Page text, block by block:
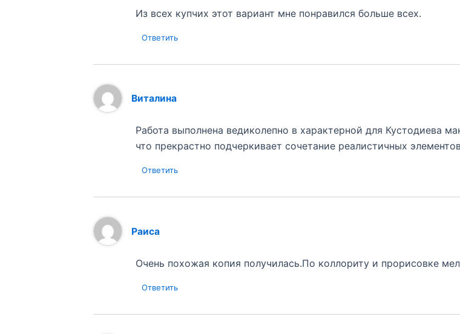
Из всех купчих этот вариант мне понравился больше всех.
Ответить
Виталина
Работа выполнена ведиколепно в характерной для Кустодиева
что прекрастно подчеркивает сочетание реалистичных
Ответить
Раиса
Очень похожая копия получилась.По коллориту и прорисовке
Ответить